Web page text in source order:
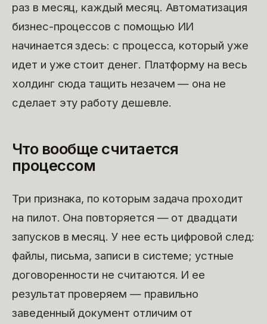
раз в месяц, каждый месяц. Автоматизация
бизнес-процессов с помощью ИИ
начинается здесь: с процесса, который уже
идет и уже стоит денег. Платформу на весь
холдинг сюда тащить незачем — она не
сделает эту работу дешевле.
Что вообще считается
процессом
Три признака, по которым задача проходит
на пилот. Она повторяется — от двадцати
запусков в месяц. У нее есть цифровой след:
файлы, письма, записи в системе; устные
договоренности не считаются. И ее
результат проверяем — правильно
заведенный документ отличим от